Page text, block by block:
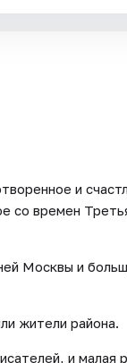
и
со времен
Москвы и
жители района.
и малая